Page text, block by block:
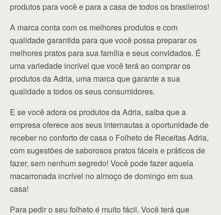
produtos para você e para a casa de todos os brasileiros!
A marca conta com os melhores produtos e com
qualidade garantida para que você possa preparar os
melhores pratos para sua família e seus convidados. É
uma variedade incrível que você terá ao comprar os
produtos da Adria, uma marca que garante a sua
qualidade a todos os seus consumidores.
E se você adora os produtos da Adria, saiba que a
empresa oferece aos seus internautas a oportunidade de
receber no conforto de casa o Folheto de Receitas Adria,
com sugestões de saborosos pratos fáceis e práticos de
fazer, sem nenhum segredo! Você pode fazer aquela
macarronada incrível no almoço de domingo em sua
casa!
Para pedir o seu folheto é muito fácil. Você terá que